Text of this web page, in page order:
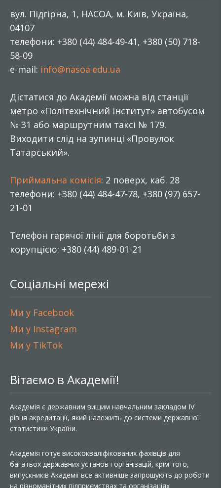
вул. Підгірна, 1, НАСОА, м. Київ, Україна,
04107
телефони: +380 (44) 484-49-41, +380 (50) 718-
58-09
e-mail: info@nasoa.edu.ua
Дістатися до Академії можна від станції
метро «Політехнічний інститут» автобусом
№ 31 або маршрутним таксі № 179.
Виходити слід на зупинці «Провулок
Татарський».
Приймальна комісія: 2 поверх, каб. 28
телефони: +380 (44) 484-47-78, +380 (97) 657-
21-01
Телефон гарячої лінії для боротьби з
корупцією: +380 (44) 489-01-21
Соціальні мережі
Ми у Facebook
Ми у Instagram
Ми у TikTok
Вітаємо в Академії!
Академія є державним вищим навчальним закладом IV
рівня акредитації, який належить до системи державної
статистики України.
Академія готує висококваліфікованих фахівців для
багатьох державних установ і організацій, крім того,
випускників Академії все активніше запрошують до роботи
на різноманітних підприємствах та організаціях